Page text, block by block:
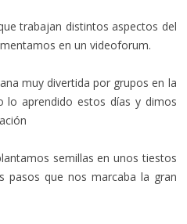
trabajan distintos aspectos del
en un videoforum.
muy divertida por grupos en la
lo aprendido estos días y dimos
semillas en unos tiestos
pasos que nos marcaba la gran